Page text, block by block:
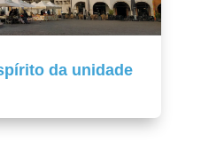
da unidade